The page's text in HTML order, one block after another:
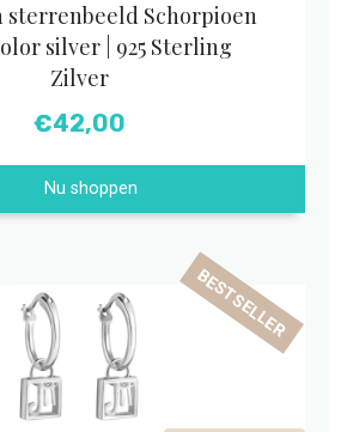
sterrenbeeld Schorpioen
silver | 925 Sterling
Zilver
€42,00
Nu shoppen
BESTSELLER